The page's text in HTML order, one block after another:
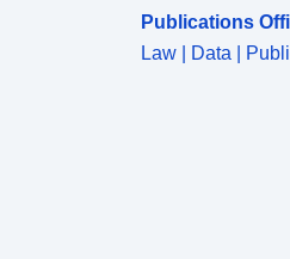
Publications
Law | Data |